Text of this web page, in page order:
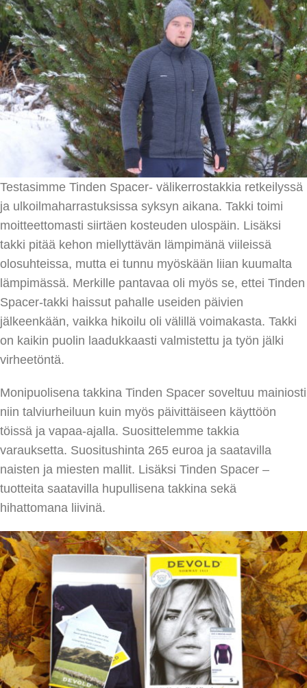
Testasimme Tinden Spacer- välikerrostakkia retkeilyssä
ja ulkoilmaharrastuksissa syksyn aikana. Takki toimi
moitteettomasti siirtäen kosteuden ulospäin. Lisäksi
takki pitää kehon miellyttävän lämpimänä viileissä
olosuhteissa, mutta ei tunnu myöskään liian kuumalta
lämpimässä. Merkille pantavaa oli myös se, ettei Tinden
Spacer-takki haissut pahalle useiden päivien
jälkeenkään, vaikka hikoilu oli välillä voimakasta. Takki
on kaikin puolin laadukkaasti valmistettu ja työn jälki
virheetöntä.
Monipuolisena takkina Tinden Spacer soveltuu mainiosti
niin talviurheiluun kuin myös päivittäiseen käyttöön
töissä ja vapaa-ajalla. Suosittelemme takkia
varauksetta. Suositushinta 265 euroa ja saatavilla
naisten ja miesten mallit. Lisäksi Tinden Spacer –
tuotteita saatavilla hupullisena takkina sekä
hihattomana liivinä.